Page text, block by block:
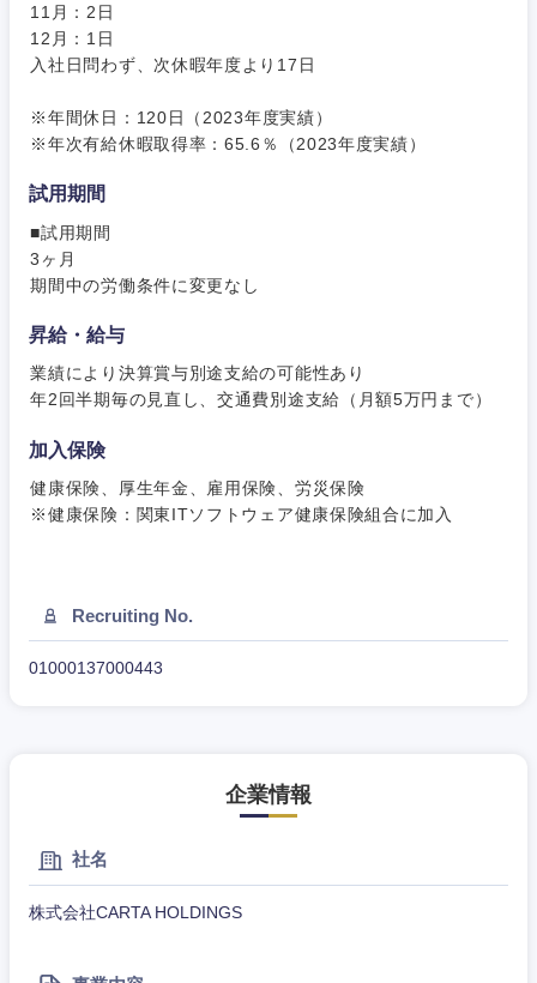
11月：2日
12月：1日
入社日問わず、次休暇年度より17日
※年間休日：120日（2023年度実績）
※年次有給休暇取得率：65.6％（2023年度実績）
試用期間
■試用期間
3ヶ月
期間中の労働条件に変更なし
昇給・給与
業績により決算賞与別途支給の可能性あり
年2回半期毎の見直し、交通費別途支給（月額5万円まで）
加入保険
健康保険、厚生年金、雇用保険、労災保険
※健康保険：関東ITソフトウェア健康保険組合に加入
Recruiting No.
01000137000443
企業情報
社名
株式会社CARTA HOLDINGS
滋賀県 京都府